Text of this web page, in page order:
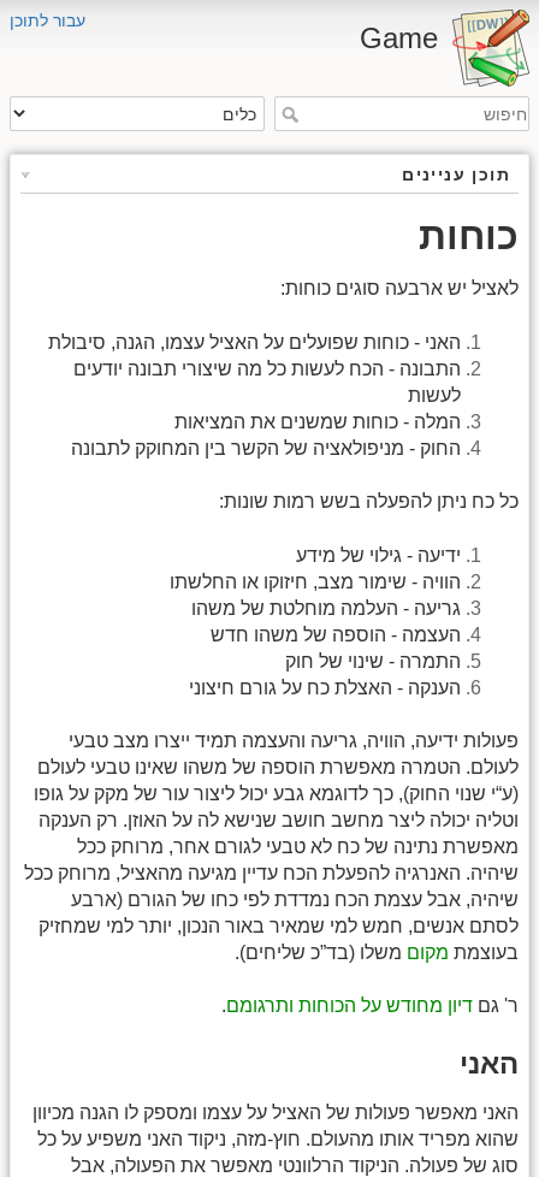
עבור לתוכן
Game
תוכן עניינים
כוחות
לאציל יש ארבעה סוגים כוחות:
האני - כוחות שפועלים על האציל עצמו, הגנה, סיבולת
התבונה - הכח לעשות כל מה שיצורי תבונה יודעים
לעשות
המלה - כוחות שמשנים את המציאות
החוק - מניפולאציה של הקשר בין המחוקק לתבונה
כל כח ניתן להפעלה בשש רמות שונות:
ידיעה - גילוי של מידע
הוויה - שימור מצב, חיזוקו או החלשתו
גריעה - העלמה מוחלטת של משהו
העצמה - הוספה של משהו חדש
התמרה - שינוי של חוק
הענקה - האצלת כח על גורם חיצוני
פעולות ידיעה, הוויה, גריעה והעצמה תמיד ייצרו מצב טבעי
לעולם. הטמרה מאפשרת הוספה של משהו שאינו טבעי לעולם
(ע“י שנוי החוק), כך לדוגמא גבע יכול ליצור עור של מקק על גופו
וטליה יכולה ליצר מחשב חושב שנישא לה על האוזן. רק הענקה
מאפשרת נתינה של כח לא טבעי לגורם אחר, מרוחק ככל
שיהיה. האנרגיה להפעלת הכח עדיין מגיעה מהאציל, מרוחק ככל
שיהיה, אבל עצמת הכח נמדדת לפי כחו של הגורם (ארבע
לסתם אנשים, חמש למי שמאיר באור הנכון, יותר למי שמחזיק
בעוצמת מקום משלו (בד”כ שליחים).
ר' גם דיון מחודש על הכוחות ותרגומם.
האני
האני מאפשר פעולות של האציל על עצמו ומספק לו הגנה מכיוון
שהוא מפריד אותו מהעולם. חוץ-מזה, ניקוד האני משפיע על כל
סוג של פעולה. הניקוד הרלוונטי מאפשר את הפעולה, אבל